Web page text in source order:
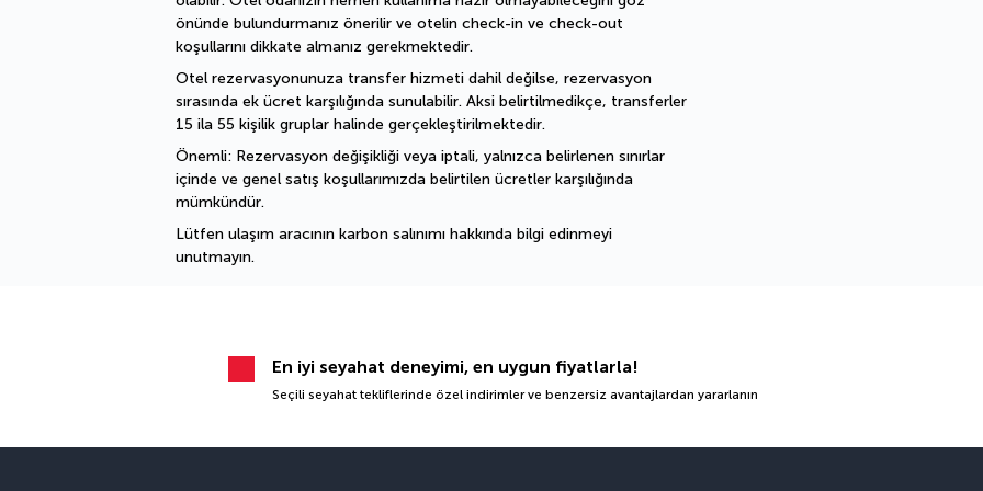
önünde bulundurmanız önerilir ve otelin check-in ve check-out
koşullarını dikkate almanız gerekmektedir.
Otel rezervasyonunuza transfer hizmeti dahil değilse, rezervasyon
sırasında ek ücret karşılığında sunulabilir. Aksi belirtilmedikçe, transferler
15 ila 55 kişilik gruplar halinde gerçekleştirilmektedir.
Önemli: Rezervasyon değişikliği veya iptali, yalnızca belirlenen sınırlar
içinde ve genel satış koşullarımızda belirtilen ücretler karşılığında
mümkündür.
Lütfen ulaşım aracının karbon salınımı hakkında bilgi edinmeyi
unutmayın.
En iyi seyahat deneyimi, en uygun fiyatlarla!
Seçili seyahat tekliflerinde özel indirimler ve benzersiz avantajlardan yararlanın